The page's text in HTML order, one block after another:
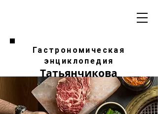
Гастрономическая
энциклопедия
Татьянчикова